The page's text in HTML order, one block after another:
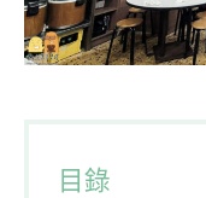
目錄